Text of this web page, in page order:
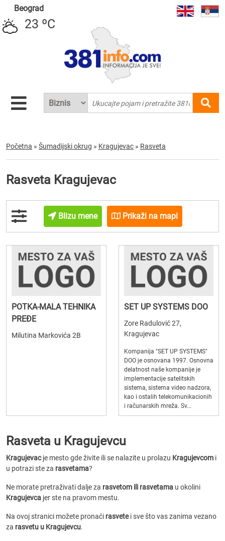
Beograd
23 ºC
Početna » Šumadijski okrug » Kragujevac » Rasveta
Rasveta Kragujevac
Blizu mene Prikaži na mapi
POTKA-MALA TEHNIKA
PREĐE
Milutina Markovića 2B
SET UP SYSTEMS DOO
Zore Radulović 27,
Kragujevac
Kompanija "SET UP SYSTEMS"
DOO je osnovana 1997. Osnovna
delatnost naše kompanije je
implementacije satelitskih
sistema, sistema video nadzora,
kao i ostalih telekomunikacionih
i računarskih mreža. Sv...
Rasveta u Kragujevcu
Kragujevacje mesto gde živite ili se nalazite u prolazu Kragujevcom i
u potrazi ste za rasvetama?
Ne morate pretraživati dalje za rasvetom ili rasvetama u okolini
Kragujevca jer ste na pravom mestu.
Na ovoj stranici možete pronaći rasvetei sve što vas zanima vezano
za rasvetu u Kragujevcu.